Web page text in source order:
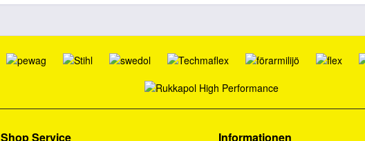
Shop Service Informationen